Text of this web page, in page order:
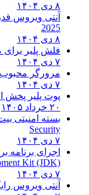
آنتی ویروس
2025
فلش پلیر برای
مرورگر محبوب
پوت پلیر پخش
۲۰ خرداد ۱۴۰۵
بسته امنیتی
Security
اجرای برنامه
Kit (JDK)
آنتی ویروس